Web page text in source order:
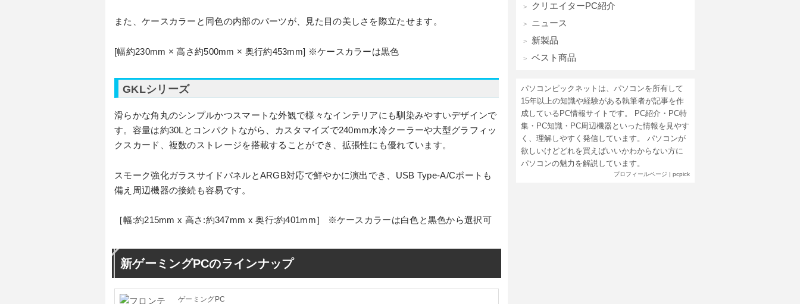
また、ケースカラーと同色の内部のパーツが、見た目の美しさを際立たせます。
[幅約230mm × 高さ約500mm × 奥行約453mm] ※ケースカラーは黒色
GKLシリーズ
滑らかな角丸のシンプルかつスマートな外観で様々なインテリアにも馴染みやすいデザインで
す。容量は約30Lとコンパクトながら、カスタマイズで240mm水冷クーラーや大型グラフィッ
クスカード、複数のストレージを搭載することができ、拡張性にも優れています。
スモーク強化ガラスサイドパネルとARGB対応で鮮やかに演出でき、USB Type-A/Cポートも
備え周辺機器の接続も容易です。
［幅:約215mm x 高さ:約347mm x 奥行:約401mm］ ※ケースカラーは白色と黒色から選択可
新ゲーミングPCのラインナップ
ゲーミングPC
クリエイターPC紹介
ニュース
新製品
ベスト商品
パソコンピックネットは、パソコンを所有して
15年以上の知識や経験がある執筆者が記事を作
成しているPC情報サイトです。 PC紹介・PC特
集・PC知識・PC周辺機器といった情報を見やす
く、理解しやすく発信しています。 パソコンが
欲しいけどどれを買えばいいかわからない方に
パソコンの魅力を解説しています。
プロフィールページ | pcpick